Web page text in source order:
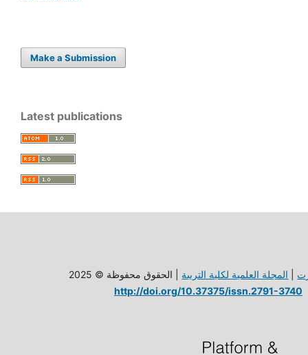
Make a Submission
Latest publications
المجلة العلمية لكلية الترببة | الحقوق محفوظة © 2025
http://doi.org/10.37375/issn.2791-3740